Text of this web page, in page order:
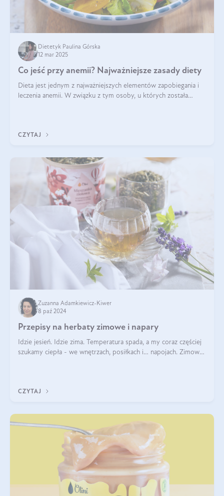
Dietetyk Paulina Górska
12 mar 2025
Co jeść przy anemii? Najważniejsze zasady diety
Dieta jest jednym z najważniejszych elementów zapobiegania i
leczenia anemii. W związku z tym osoby, u których została
CZYTAJ
Zuzanna Adamkiewicz-Kiwer
8 paź 2024
Przepisy na herbaty zimowe i napary
Idzie jesień. Idzie zima. Temperatura spada, a my coraz częściej
szukamy ciepła - we wnętrzach, posiłkach i… napojach. Zimowe
CZYTAJ